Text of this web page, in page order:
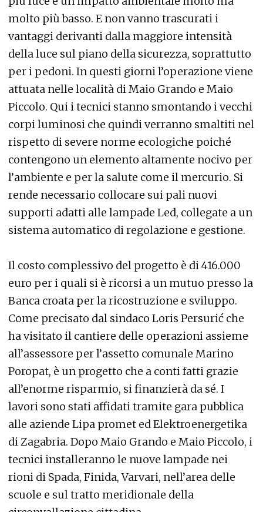
molto più basso. E non vanno trascurati i
vantaggi derivanti dalla maggiore intensità
della luce sul piano della sicurezza, soprattutto
per i pedoni. In questi giorni l’operazione viene
attuata nelle località di Maio Grando e Maio
Piccolo. Qui i tecnici stanno smontando i vecchi
corpi luminosi che quindi verranno smaltiti nel
rispetto di severe norme ecologiche poiché
contengono un elemento altamente nocivo per
l’ambiente e per la salute come il mercurio. Si
rende necessario collocare sui pali nuovi
supporti adatti alle lampade Led, collegate a un
sistema automatico di regolazione e gestione.
Il costo complessivo del progetto è di 416.000
euro per i quali si è ricorsi a un mutuo presso la
Banca croata per la ricostruzione e sviluppo.
Come precisato dal sindaco Loris Persurić che
ha visitato il cantiere delle operazioni assieme
all’assessore per l’assetto comunale Marino
Poropat, è un progetto che a conti fatti grazie
all’enorme risparmio, si finanzierà da sé. I
lavori sono stati affidati tramite gara pubblica
alle aziende Lipa promet ed Elektroenergetika
di Zagabria. Dopo Maio Grando e Maio Piccolo, i
tecnici installeranno le nuove lampade nei
rioni di Spada, Finida, Varvari, nell’area delle
scuole e sul tratto meridionale della